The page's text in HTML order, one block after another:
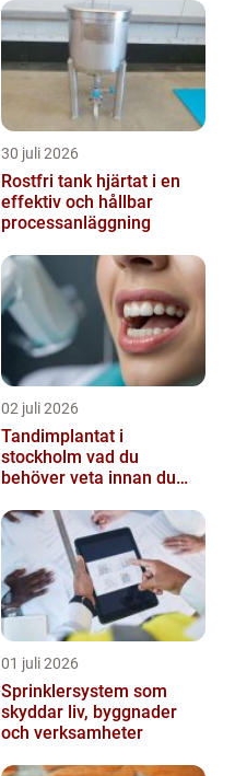
30 juli 2026
Rostfri tank hjärtat i en
effektiv och hållbar
processanläggning
02 juli 2026
Tandimplantat i
stockholm vad du
behöver veta innan du
01 juli 2026
Sprinklersystem som
skyddar liv, byggnader
och verksamheter